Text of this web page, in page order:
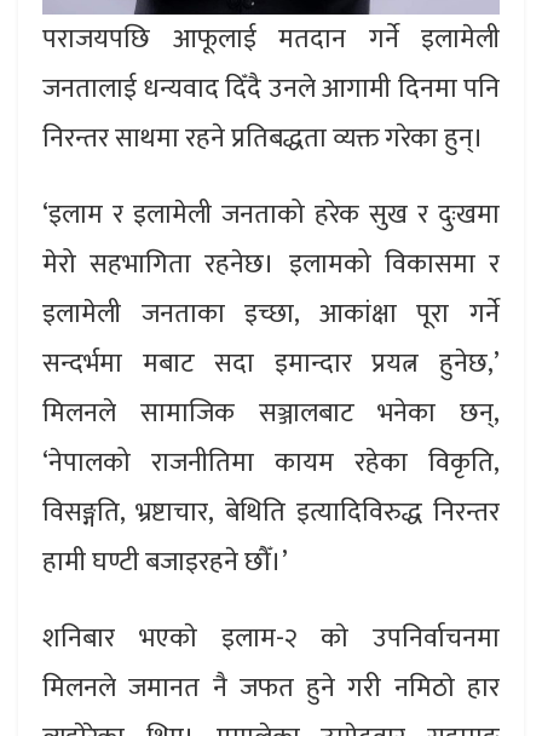
पराजयपछि आफूलाई मतदान गर्ने इलामेली
जनतालाई धन्यवाद दिँदै उनले आगामी दिनमा पनि
निरन्तर साथमा रहने प्रतिबद्धता व्यक्त गरेका हुन्।
‘इलाम र इलामेली जनताको हरेक सुख र दुःखमा
मेरो सहभागिता रहनेछ। इलामको विकासमा र
इलामेली जनताका इच्छा, आकांक्षा पूरा गर्ने
सन्दर्भमा मबाट सदा इमान्दार प्रयत्न हुनेछ,’
मिलनले सामाजिक सञ्जालबाट भनेका छन्,
‘नेपालको राजनीतिमा कायम रहेका विकृति,
विसङ्गति, भ्रष्टाचार, बेथिति इत्यादिविरुद्ध निरन्तर
हामी घण्टी बजाइरहने छौँ।’
शनिबार भएकाे इलाम-२ काे उपनिर्वाचनमा
मिलनले जमानत नै जफत हुने गरी नमिठाे हार